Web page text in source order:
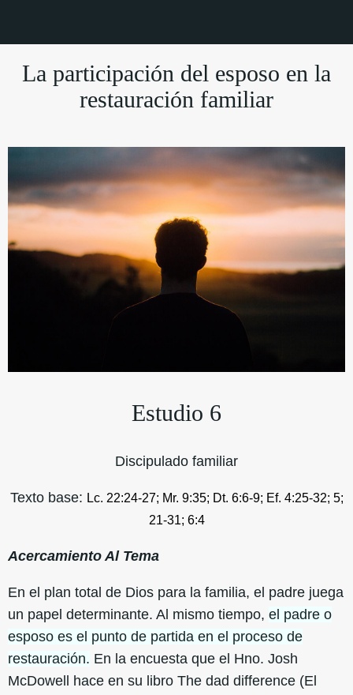
La participación del esposo en la
restauración familiar
Estudio 6
Discipulado familiar
Texto base: Lc. 22:24-27; Mr. 9:35; Dt. 6:6-9; Ef. 4:25-32; 5;
21-31; 6:4
Acercamiento Al Tema
En el plan total de Dios para la familia, el padre juega
un papel determinante. Al mismo tiempo, el padre o
esposo es el punto de partida en el proceso de
restauración. En la encuesta que el Hno. Josh
McDowell hace en su libro The dad difference (El